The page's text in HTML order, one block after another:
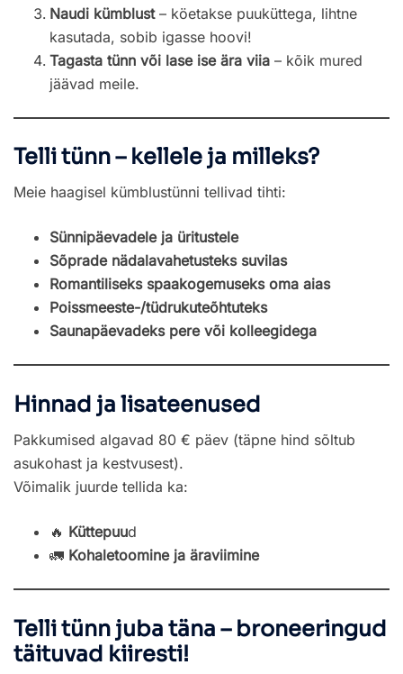
Naudi kümblust– köetakse puuküttega, lihtne
kasutada, sobib igasse hoovi!
Tagasta tünn või lase ise ära viia – kõik mured
jäävad meile.
Telli tünn – kellele ja milleks?
Meie haagisel kümblustünni tellivad tihti:
Sünnipäevadele ja üritustele
Sõprade nädalavahetusteks suvilas
Romantiliseks spaakogemuseks oma aias
Poissmeeste-/tüdrukuteõhtuteks
Saunapäevadeks pere või kolleegidega
Hinnad ja lisateenused
Pakkumised algavad 80 € päev (täpne hind sõltub
asukohast ja kestvusest).
Võimalik juurde tellida ka:
🔥 Küttepuud
🚛 Kohaletoomine ja äraviimine
Telli tünn juba täna – broneeringud
täituvad kiiresti!